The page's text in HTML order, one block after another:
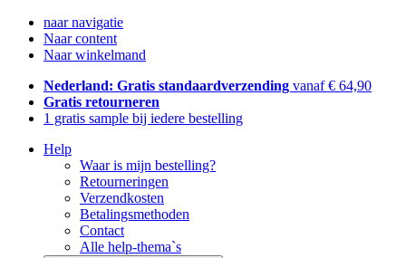
naar navigatie
Naar content
Naar winkelmand
Nederland: Gratis standaardverzending vanaf € 64,90
Gratis retourneren
1 gratis sample bij iedere bestelling
Help
Waar is mijn bestelling?
Retourneringen
Verzendkosten
Betalingsmethoden
Contact
Alle help-thema`s